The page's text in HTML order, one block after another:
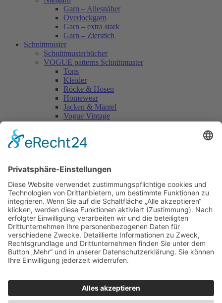
Garn – Allesnäher
Overlockgarn
Garn – extra stark
Garn – Zierstich
Schnittmuster
Schnittmusterbücher
VOGUE patterns Schnittmuster
Tops
Kleider
Röcke & Hosen
Homewear
Jacken & Mäntel
Vogue Vintage
Accessoires
Kleider
Homewear
Jacken & Mäntel
Curvy
Herren
Kids
Burda Fantasy
Accessoires & Deko
NEU im Shop
SALE
Suchen